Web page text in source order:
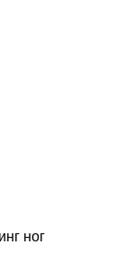
ног